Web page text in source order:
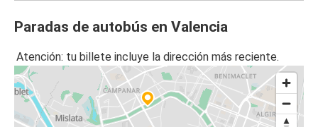
Paradas de autobús en Valencia
Atención: tu billete incluye la dirección más reciente.